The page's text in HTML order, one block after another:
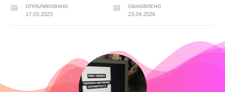
ОПУБЛИКОВАНО
17.03.2023
ОБНОВЛЕНО
23.04.2026